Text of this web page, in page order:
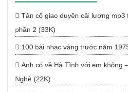
Tân cổ giao duyên cải lương
phần 2 (33K)
100 bài nhạc vàng trước năm
Anh có về Hà Tĩnh với em không
Nghệ (22K)